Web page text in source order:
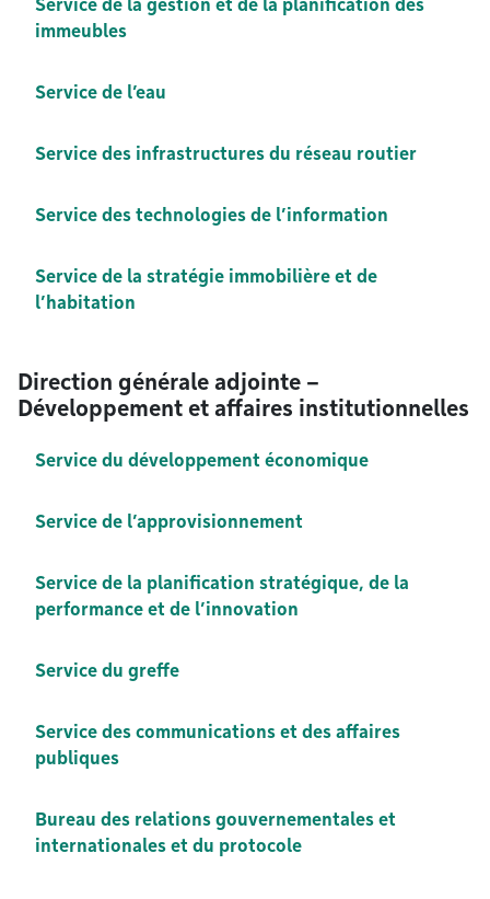
Service de la gestion et de la planification des
immeubles
Service de l’eau
Service des infrastructures du réseau routier
Service des technologies de l’information
Service de la stratégie immobilière et de
l’habitation
Direction générale adjointe –
Développement et affaires institutionnelles
Service du développement économique
Service de l’approvisionnement
Service de la planification stratégique, de la
performance et de l’innovation
Service du greffe
Service des communications et des affaires
publiques
Bureau des relations gouvernementales et
internationales et du protocole